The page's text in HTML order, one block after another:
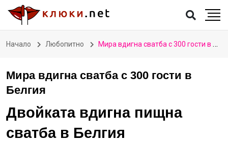
Начало Любопитно Мира вдигна сватба с 300 гости в Белгия
Мира вдигна сватба с 300 гости в
Белгия
Двойката вдигна пищна
сватба в Белгия